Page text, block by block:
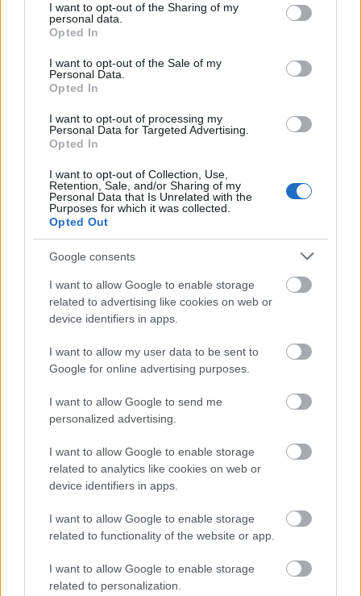
not limited to your visit or usage behaviour. You may click to
grant or deny consent to Google and its third-party tags to
use your data for below specified purposes in below Google
consent section.
I want to opt-out of the Sharing of my
personal data.
Opted In
I want to opt-out of the Sale of my
Personal Data.
Opted In
I want to opt-out of processing my
Personal Data for Targeted Advertising.
Opted In
I want to opt-out of Collection, Use,
Retention, Sale, and/or Sharing of my
Personal Data that Is Unrelated with the
Purposes for which it was collected.
Opted Out
Google consents
I want to allow Google to enable storage
related to advertising like cookies on web or
device identifiers in apps.
I want to allow my user data to be sent to
Google for online advertising purposes.
I want to allow Google to send me
personalized advertising.
I want to allow Google to enable storage
related to analytics like cookies on web or
device identifiers in apps.
I want to allow Google to enable storage
related to functionality of the website or app.
I want to allow Google to enable storage
related to personalization.
Πέρα από τον «πράσινο διάδρομο» για την
ασφάλεια του κόσμου, ο 4ος πυρηνικός
αντιδραστήρας του Τσέρνομπιλ που είχε
καταστραφεί όταν σημειώθηκε το πυρηνικό
δυστύχημα στις 26 Απριλίου 1986, πλέον